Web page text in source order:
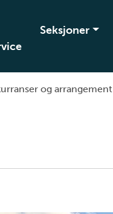
Seksjoner
og arrangement